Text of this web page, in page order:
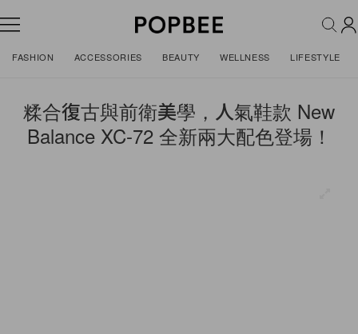
FASHION ACCESSORIES BEAUTY WELLNESS LIFESTYLE
糅合復古與前衛美學，人氣鞋款 New
Balance XC-72 全新兩大配色登場！